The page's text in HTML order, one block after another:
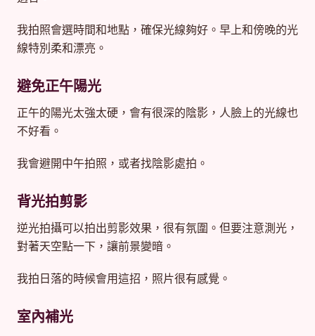
我拍照會選時間和地點，確保光線夠好。早上和傍晚的光
線特別柔和漂亮。
避免正午陽光
正午的陽光太強太硬，會有很深的陰影，人臉上的光線也
不好看。
我會避開中午拍照，或者找陰影處拍。
背光拍剪影
逆光拍攝可以拍出剪影效果，很有氛圍。但要注意測光，
對著天空點一下，讓前景變暗。
我拍日落的時候會用這招，照片很有感覺。
室內補光